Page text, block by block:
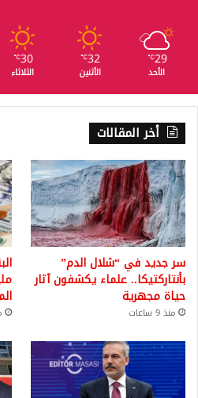
29
℃
الأحد
32
℃
الأثنين
30
℃
الثلاثاء
أخر المقالات
سر جديد في “شلال الدم”
بأنتاركتيكا.. علماء يكشفون آثار
حياة مجهرية
منذ 9 ساعات